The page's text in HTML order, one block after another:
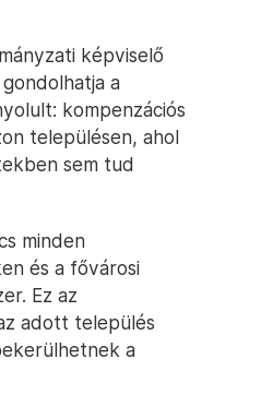
képviselő
a
kompenzációs
településen, ahol
sem tud
minden
és a fővárosi
Ez az
adott település
a